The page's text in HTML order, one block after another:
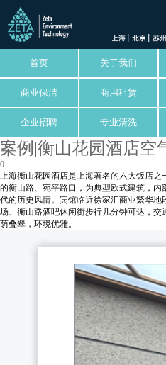
首页 关于我们
商业保洁 商用租赁
企业招聘 专业清洗
案例|衡山花园酒店空
0
上海衡山花园酒店是上海著名的六大饭店之
的衡山路、宛平路口，为典型欧式建筑，
代的历史风情。宾馆临近徐家汇商业繁华
场、衡山路酒吧休闲街步行几分钟可达，
荫叠翠，环境优雅。